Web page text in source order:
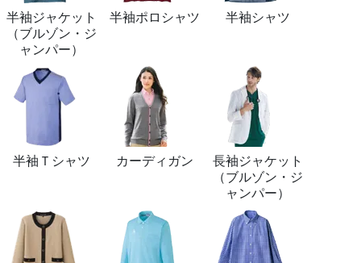
半袖ジャケット
（ブルゾン・ジ
ャンパー）
半袖ポロシャツ 半袖シャツ
半袖Ｔシャツ カーディガン
長袖ジャケット
（ブルゾン・ジ
ャンパー）